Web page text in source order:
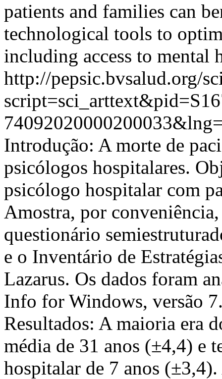
patients and families can
technological tools to
including access to mental
http://pepsic.bvsalud.org/
Introdução: A morte de
psicólogos hospitalares.
psicólogo hospitalar com
Amostra, por
questionário
e o Inventário de
Lazarus. Os dados foram
Info for Windows, versão
Resultados: A maioria era
média de 31 anos (±4,4) e
hospitalar de 7 anos